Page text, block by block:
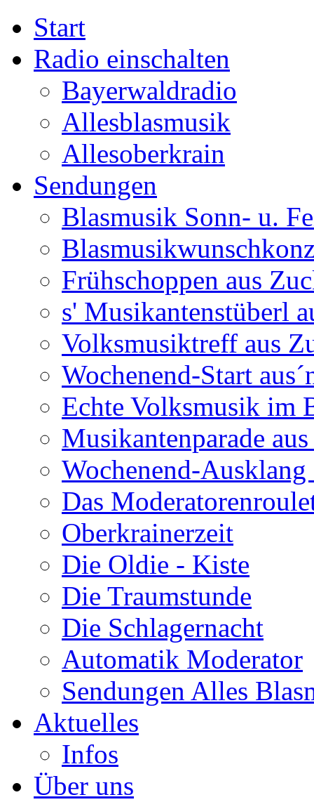
Start
Radio einschalten
Bayerwaldradio
Allesblasmusik
Allesoberkrain
Sendungen
Blasmusik Sonn- u.
Frühschoppen aus
s' Musikantenstüberl
Volksmusiktreff aus
Wochenend-Start
Echte Volksmusik im
Musikantenparade
Wochenend-
Das
Oberkrainerzeit
Die Oldie - Kiste
Die Traumstunde
Die Schlagernacht
Automatik Moderator
Sendungen Alles
Aktuelles
Infos
Über uns